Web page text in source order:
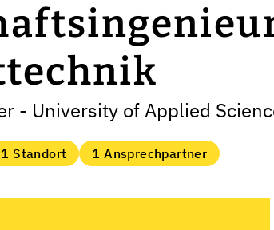
- University of Applied
1 Standort 1 Ansprechpartner